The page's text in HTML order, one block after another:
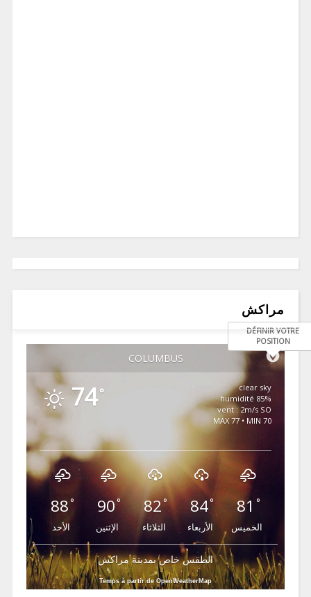
مراكش
COLUMBUS
DÉFINIR VOTRE
POSITION
74 °
clear sky
85% humidité
vent : 2m/s SO
MAX 77 • MIN 70
88°
الأحد
90°
الإثنين
82°
الثلاثاء
84°
الأربعاء
81 °
الخميس
الطقس خاص بمدينة مراكش
Temps à partir de OpenWeatherMap